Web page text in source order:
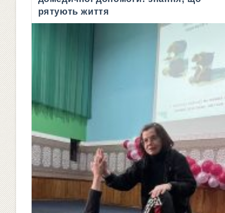
рятують життя